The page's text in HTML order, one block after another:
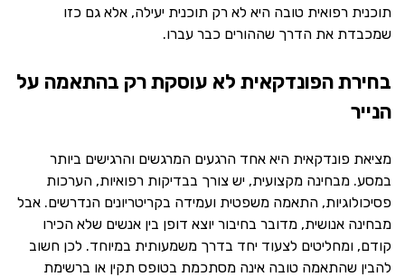
תוכנית רפואית טובה היא לא רק תוכנית יעילה, אלא גם כזו
שמכבדת את הדרך שההורים כבר עברו.
בחירת הפונדקאית לא עוסקת רק בהתאמה על
הנייר
מציאת פונדקאית היא אחד הרגעים המרגשים והרגישים ביותר
במסע. מבחינה מקצועית, יש צורך בבדיקות רפואיות, הערכות
פסיכולוגיות, התאמה משפטית ועמידה בקריטריונים הנדרשים. אבל
מבחינה אנושית, מדובר בחיבור יוצא דופן בין אנשים שלא הכירו
קודם, ומחליטים לצעוד יחד בדרך משמעותית במיוחד. לכן חשוב
להבין שהתאמה טובה אינה מסתכמת בטופס תקין או ברשימת